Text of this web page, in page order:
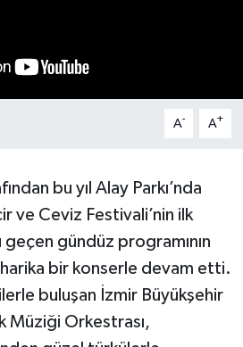
A- A+
bu yıl Alay Parkı’nda
ve Ceviz Festivali’nin ilk
gündüz programının
harika bir konserle devam etti.
buluşan İzmir Büyükşehir
Müziği Orkestrası,